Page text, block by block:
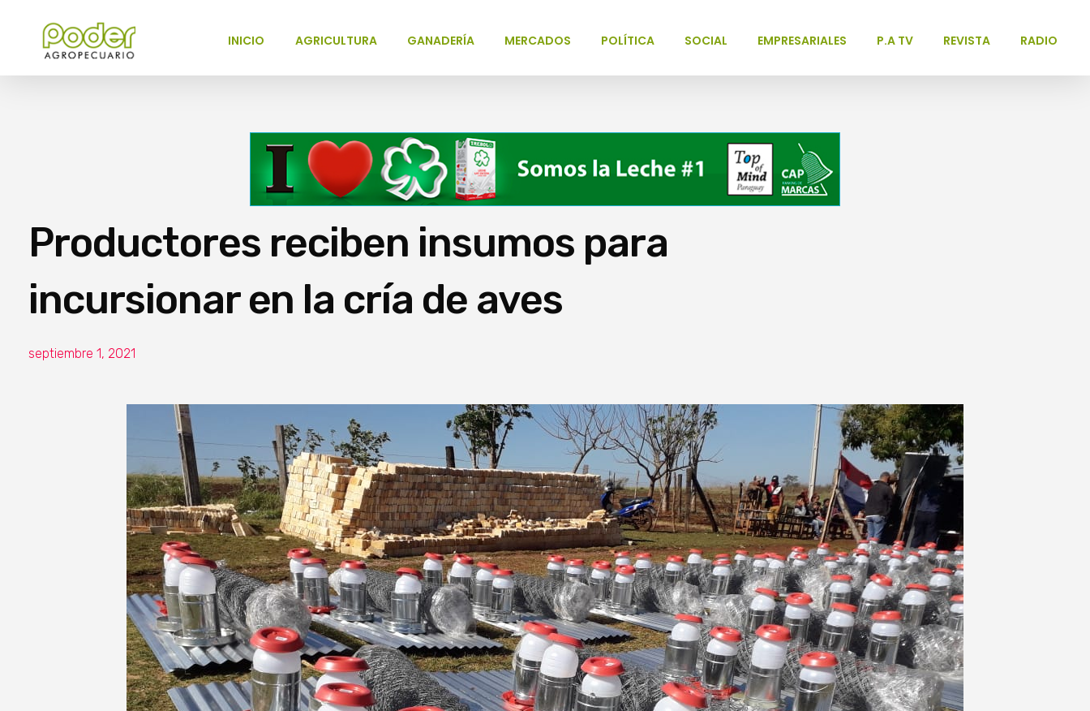
INICIO AGRICULTURA GANADERÍA MERCADOS POLÍTICA SOCIAL EMPRESARIALES P.A TV REVISTA RADIO
Productores reciben insumos para
incursionar en la cría de aves
septiembre 1, 2021